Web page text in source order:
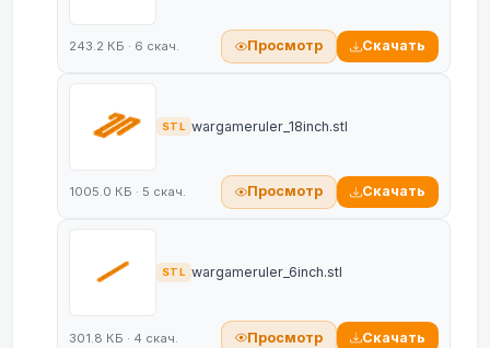
243.2 КБ · 6 скач. Просмотр Скачать
STL wargameruler_18inch.stl
1005.0 КБ · 5 скач. Просмотр Скачать
STL wargameruler_6inch.stl
301.8 КБ · 4 скач. Просмотр Скачать